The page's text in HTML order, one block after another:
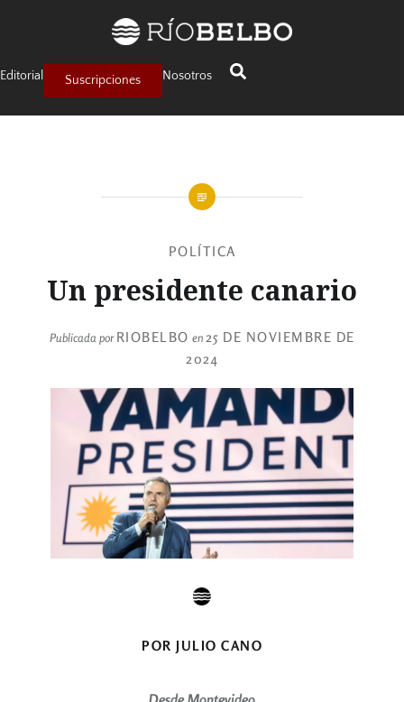
Editorial Suscripciones Nosotros
POLÍTICA
Un presidente canario
Publicada porRIOBELBO en 25 DE NOVIEMBRE DE
2024
POR JULIO CANO